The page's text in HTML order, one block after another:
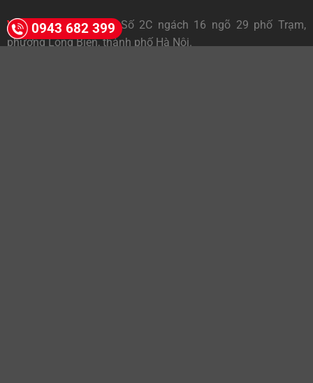
Văn phòng đại diện: Số 2C ngách 16 ngõ 29 phố Trạm,
phường Long Biên, thành phố Hà Nội.
0943 682 399